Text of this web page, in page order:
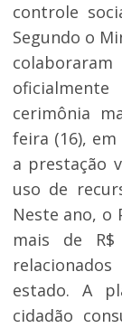
controle
Segundo o
cerimônia
feira (16), em
a prestação
uso de
Neste ano, o
mais de
estado. A
cidadão